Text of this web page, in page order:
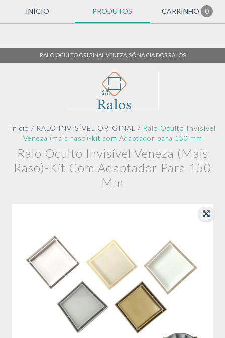
INÍCIO PRODUTOS CARRINHO 0
RALO OCULTO ORIGINAL VENEZA, SÓ NA CIA DOS RALOS
Início / RALO INVISÍVEL ORIGINAL / Ralo Oculto Invisível
Veneza (mais raso)-kit com Adaptador para 150 mm
Ralo Oculto Invisível Veneza (mais
Raso)-Kit Com Adaptador Para 150
Mm